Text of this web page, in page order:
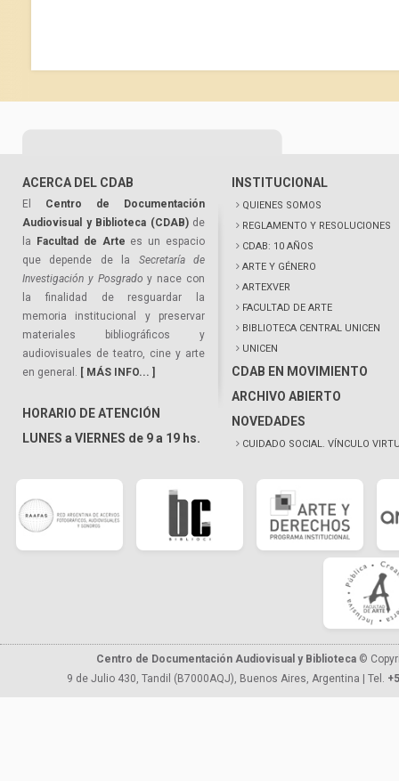
ACERCA DEL CDAB
El Centro de Documentación
Audiovisual y Biblioteca (CDAB)de
la
Facultad de Arte es un espacio
que depende de la Secretaría de
Investigación y Posgrado y nace con
la finalidad de resguardar la
memoria institucional y preservar
materiales bibliográficos y
audiovisuales de teatro, cine y arte
en general. [ MÁS INFO... ]
HORARIO DE ATENCIÓN
LUNES a VIERNES de 9 a 19 hs.
INSTITUCIONAL
QUIENES SOMOS
REGLAMENTO Y RESOLUCIONES
CDAB: 10 AÑOS
ARTE Y GÉNERO
ARTEXVER
FACULTAD DE ARTE
BIBLIOTECA CENTRAL UNICEN
UNICEN
CDAB EN MOVIMIENTO
ARCHIVO ABIERTO
NOVEDADES
CUIDADO SOCIAL. VÍNCULO
Centro de Documentación Audiovisual y Biblioteca ©
9 de Julio 430, Tandil (B7000AQJ), Buenos Aires, Argentina | Tel.